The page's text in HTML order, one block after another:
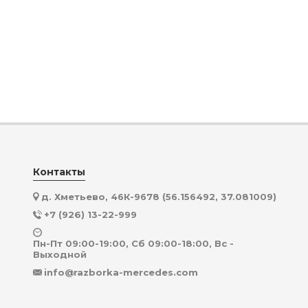
Контакты
д. Хметьево, 46К-9678 (56.156492, 37.081009)
+7 (926) 13-22-999
Пн-Пт 09:00-19:00, Сб 09:00-18:00, Вс -
Выходной
info@razborka-mercedes.com